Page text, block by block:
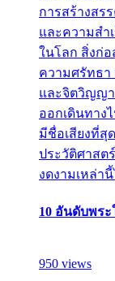
การสร้างสร
และความส
ในโลก สิ่งก่อ
ความศรัทธา
และจิตวิญญา
ออกเดินทาง
มีชื่อเสียงที่สุ
ประวัติศาสต
งดงามเหล่า
10 อันดับพร
950 views